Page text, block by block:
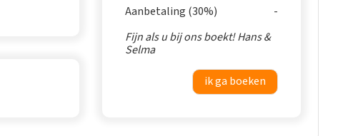
Aanbetaling (30%)
Fijn als u bij ons boekt! Hans &
Selma
ik ga boeken